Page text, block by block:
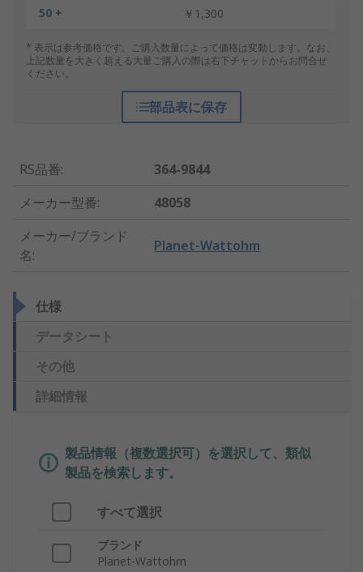
50 +
￥1,300
* 表示は参考価格です。ご購入数量によって価格は変動します。なお、
上記数量を大きく超える大量ご購入の際は右下チャットからお問合せ
ください。
部品表に保存
RS品番:
364-9844
メーカー型番:
48058
メーカー/ブランド
名:
Planet-Wattohm
仕様
データシート
その他
詳細情報
製品情報（複数選択可）を選択して、類似
製品を検索します。
すべて選択
ブランド
Planet-Wattohm